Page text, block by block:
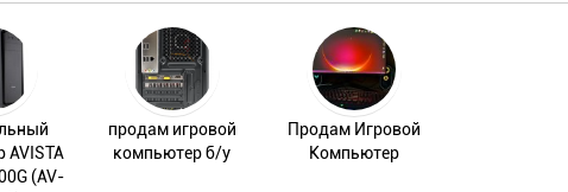
AVISTA
(AV-
продам игровой
компьютер б/у
Продам Игровой
Компьютер